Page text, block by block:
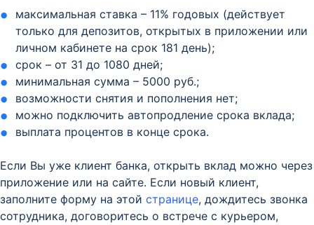
максимальная ставка – 11% годовых (действует
только для депозитов, открытых в приложении или
личном кабинете на срок 181 день);
срок – от 31 до 1080 дней;
минимальная сумма – 5000 руб.;
возможности снятия и пополнения нет;
можно подключить автопродление срока вклада;
выплата процентов в конце срока.
Если Вы уже клиент банка, открыть вклад можно через
приложение или на сайте. Если новый клиент,
заполните форму на этой странице, дождитесь звонка
сотрудника, договоритесь о встрече с курьером,